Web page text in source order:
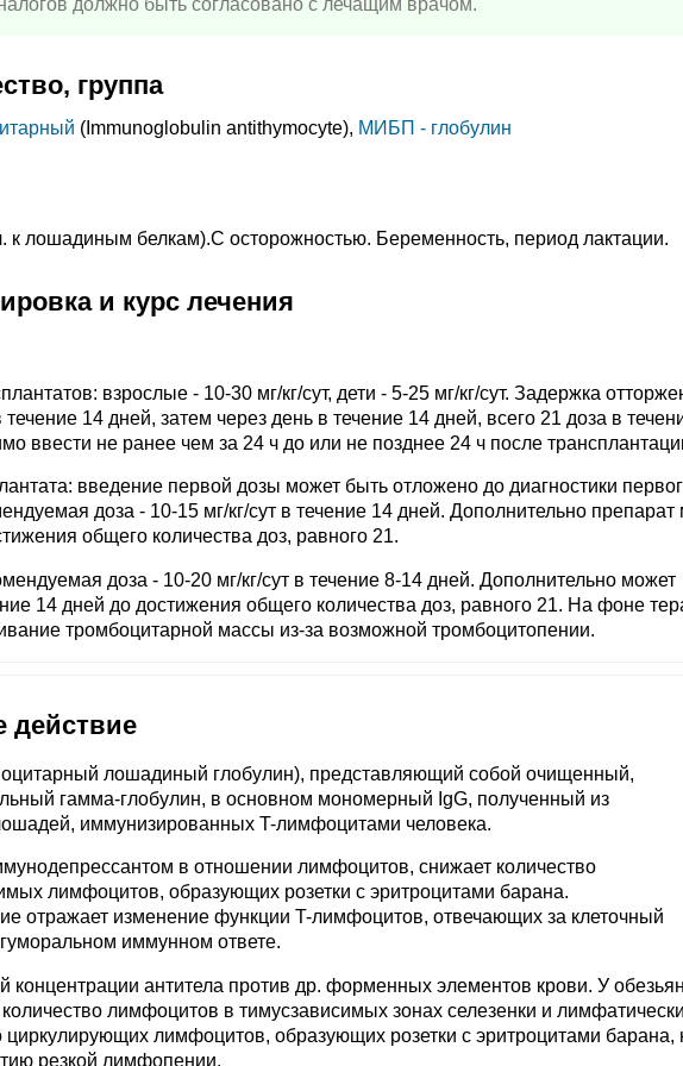
должно быть согласовано с лечащим врачом.
группа
(Immunoglobulin antithymocyte), МИБП - глобулин
к лошадиным белкам).C осторожностью. Беременность, период лактации.
и курс лечения
взрослые - 10-30 мг/кг/сут, дети - 5-25 мг/кг/сут. Задержка
течение 14 дней, затем через день в течение 14 дней, всего 21 доза в
ввести не ранее чем за 24 ч до или не позднее 24 ч после
введение первой дозы может быть отложено до диагностики
доза - 10-15 мг/кг/сут в течение 14 дней. Дополнительно препарат
общего количества доз, равного 21.
доза - 10-20 мг/кг/сут в течение 8-14 дней. Дополнительно может
14 дней до достижения общего количества доз, равного 21. На фоне
тромбоцитарной массы из-за возможной тромбоцитопении.
действие
лошадиный глобулин), представляющий собой очищенный,
гамма-глобулин, в основном мономерный IgG, полученный из
иммунизированных T-лимфоцитами человека.
в отношении лимфоцитов, снижает количество
лимфоцитов, образующих розетки с эритроцитами барана.
отражает изменение функции T-лимфоцитов, отвечающих за клеточный
иммунном ответе.
концентрации антитела против др. форменных элементов крови. У обезьян
лимфоцитов в тимусзависимых зонах селезенки и
циркулирующих лимфоцитов, образующих розетки с эритроцитами барана,
резкой лимфопении.